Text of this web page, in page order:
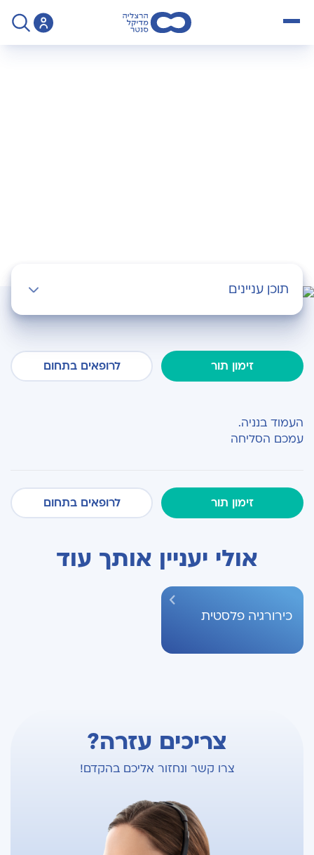
תוכן עניינים
זימון תור לרופאים בתחום
העמוד בנניה.
עמכם הסליחה
זימון תור לרופאים בתחום
אולי יעניין אותך עוד
כירורגיה פלסטית
צריכים עזרה?
צרו קשר ונחזור אליכם בהקדם!